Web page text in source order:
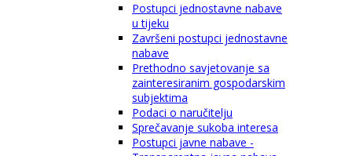
Postupci jednostavne nabave
u tijeku
Završeni postupci jednostavne
nabave
Prethodno savjetovanje sa
zainteresiranim gospodarskim
subjektima
Podaci o naručitelju
Sprečavanje sukoba interesa
Postupci javne nabave -